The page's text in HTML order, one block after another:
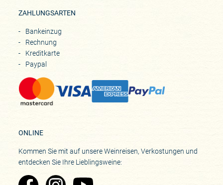
ZAHLUNGSARTEN
Bankeinzug
Rechnung
Kreditkarte
Paypal
ONLINE
Kommen Sie mit auf unsere Weinreisen, Verkostungen und
entdecken Sie Ihre Lieblingsweine:
Zu Pinard's Facebook-Seite
Zu Pinard's Instagram-Seite
Zu Pinard's YouTube-Seite